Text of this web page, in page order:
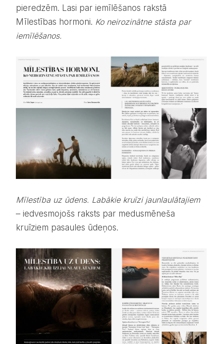
pieredzēm. Lasi par iemīlēšanos rakstā
Mīlestības hormoni. Ko neirozinātne stāsta par
iemīlēšanos.
Mīlestība uz ūdens. Labākie kruīzi jaunlaulātajiem
– iedvesmojošs raksts par medusmēneša
kruīziem pasaules ūdeņos.